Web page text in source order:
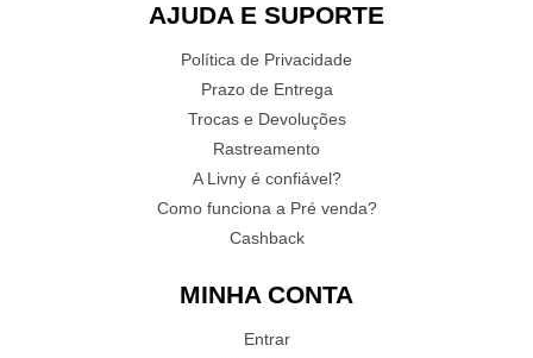
AJUDA E SUPORTE
Política de Privacidade
Prazo de Entrega
Trocas e Devoluções
Rastreamento
A Livny é confiável?
Como funciona a Pré venda?
Cashback
MINHA CONTA
Entrar